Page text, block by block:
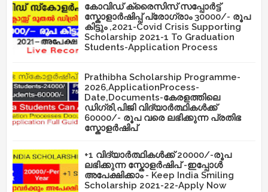
കോവിഡ് ക്രൈസിസ് സപ്പോർട്ട്
സ്കോളാർഷിപ്പ് പ്രോഗ്രാം 30000/- രൂപ
കിട്ടും ,2021-Covid Crisis Supporting
Scholarship 2021-1 To Graduation
Students-Application Process
Prathibha Scholarship Programme-
2026,ApplicationProcess-
Date,Documents-കേരളത്തിലെ
ഡിഗ്രി,പിജി വിദ്യാർത്ഥികൾക്ക്
60000/- രൂപ വരെ ലഭിക്കുന്ന പ്രതിഭ
സ്കോളർഷിപ്
+1 വിദ്യാർത്ഥികൾക്ക് 20000/-രൂപ
ലഭിക്കുന്ന സ്കോളർഷിപ് -ഇപ്പോൾ
അപേക്ഷിക്കാം - Keep India Smiling
Scholarship 2021-22-Apply Now